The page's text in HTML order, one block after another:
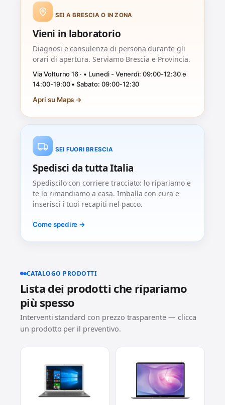
SEI A BRESCIA O IN ZONA
Vieni in laboratorio
Diagnosi e consulenza di persona durante gli
orari di apertura. Serviamo Brescia e Provincia.
Via Volturno 16 · • Lunedì - Venerdì: 09:00-12:30 e
14:00-19:00 • Sabato: 09:00-12:30
Apri su Maps →
SEI FUORI BRESCIA
Spedisci da tutta Italia
Spediscilo con corriere tracciato: lo ripariamo e
te lo rimandiamo a casa. Imballa con cura e
inserisci i tuoi recapiti nel pacco.
Come spedire →
CATALOGO PRODOTTI
Lista dei prodotti che ripariamo
più spesso
Interventi standard con prezzo trasparente — clicca
un prodotto per il preventivo.